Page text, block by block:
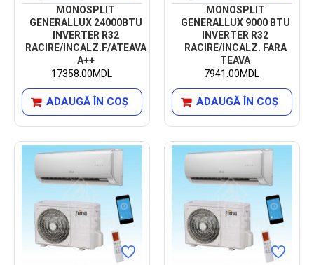
MONOSPLIT
GENERALLUX 24000BTU
INVERTER R32
RACIRE/INCALZ.F/ATEAVA
A++
17358.00MDL
ADAUGĂ ÎN COŞ
MONOSPLIT
GENERALLUX 9000 BTU
INVERTER R32
RACIRE/INCALZ. FARA
TEAVA
7941.00MDL
ADAUGĂ ÎN COŞ